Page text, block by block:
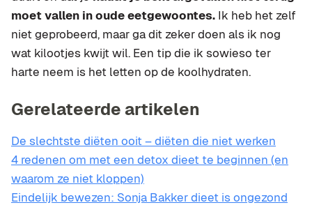
moet vallen in oude eetgewoontes. Ik heb het zelf
niet geprobeerd, maar ga dit zeker doen als ik nog
wat kilootjes kwijt wil. Een tip die ik sowieso ter
harte neem is het letten op de koolhydraten.
Gerelateerde artikelen
De slechtste diëten ooit – diëten die niet werken
4 redenen om met een detox dieet te beginnen (en
waarom ze niet kloppen)
Eindelijk bewezen: Sonja Bakker dieet is ongezond